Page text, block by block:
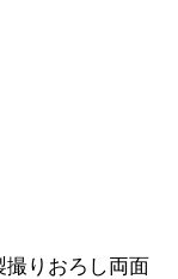
撮りおろし両面